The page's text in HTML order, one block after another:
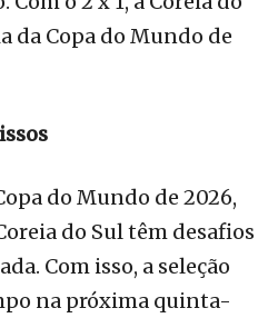
da Copa do Mundo de
do Mundo de 2026,
do Sul têm desafios
Com isso, a seleção
na próxima quinta-